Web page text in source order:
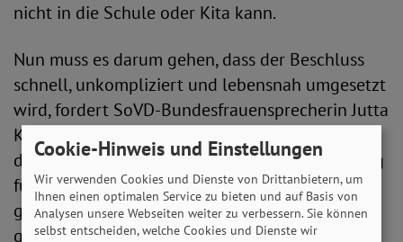
nicht in die Schule oder Kita kann.
Nun muss es darum gehen, dass der Beschluss
schnell, unkompliziert und lebensnah umgesetzt
wird, fordert SoVD-Bundesfrauensprecherin Jutta
König. „Der Lockdown im Frühjahr hat gezeigt,
dass Hausunterricht und fehlende Notbetreuung
für Kinder, insbesondere zulasten von Frauen
geht. Wir brauchen schnelle und unkomplizierte
gesetzliche Regelungen, die verhindern, dass
Cookie-Hinweis und Einstellungen
Wir verwenden Cookies und Dienste von Drittanbietern, um
Ihnen einen optimalen Service zu bieten und auf Basis von
Analysen unsere Webseiten weiter zu verbessern. Sie können
selbst entscheiden, welche Cookies und Dienste wir